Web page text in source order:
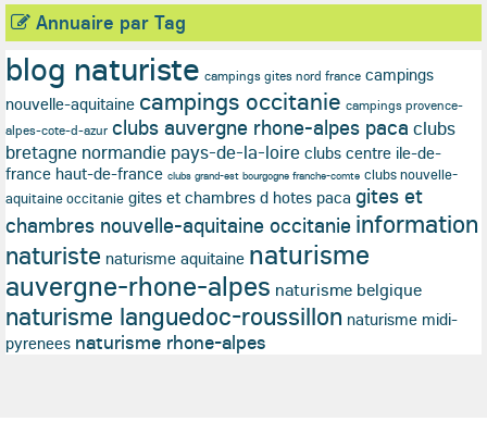
Annuaire par Tag
blog naturiste campings gites nord france campings
nouvelle-aquitaine campings occitanie campings provence-
alpes-cote-d-azur clubs auvergne rhone-alpes paca clubs
bretagne normandie pays-de-la-loire clubs centre ile-de-
france haut-de-france clubs grand-est bourgogne franche-comte clubs nouvelle-
aquitaine occitanie gites et chambres d hotes paca gites et
chambres nouvelle-aquitaine occitanie information
naturiste naturisme aquitaine naturisme
auvergne-rhone-alpes naturisme belgique
naturisme languedoc-roussillon naturisme midi-
pyrenees naturisme rhone-alpes